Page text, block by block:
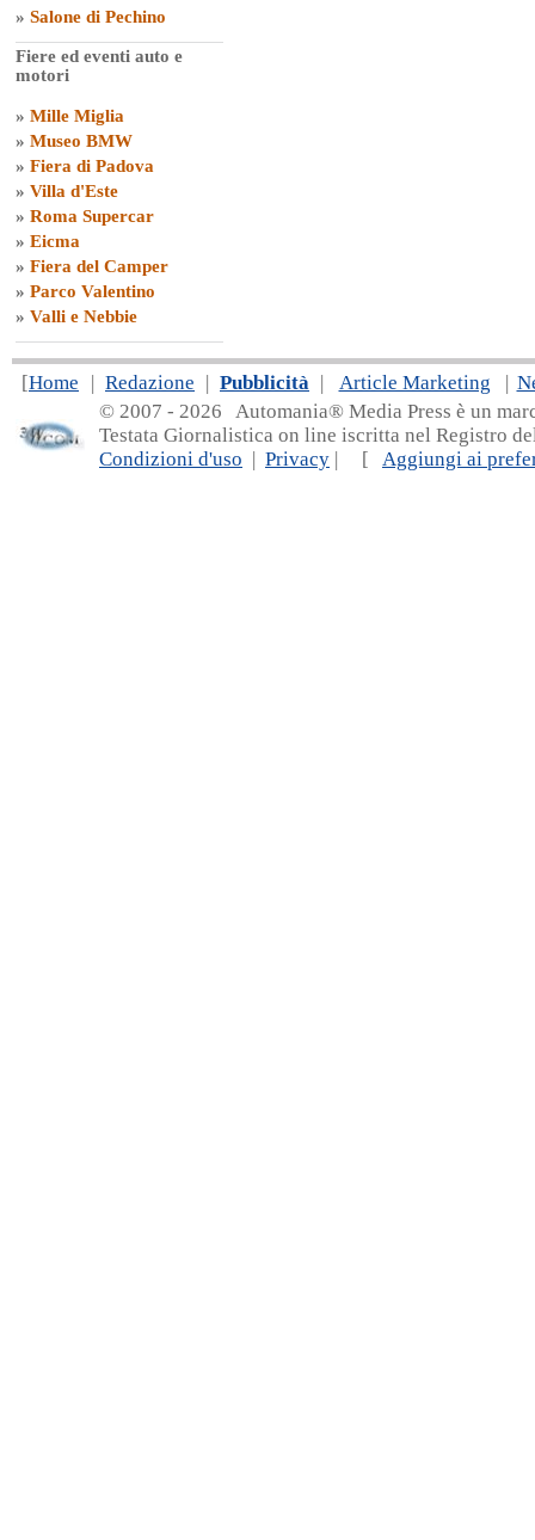
» Salone di Pechino
Fiere ed eventi auto e
motori
» Mille Miglia
» Museo BMW
» Fiera di Padova
» Villa d'Este
» Roma Supercar
» Eicma
» Fiera del Camper
» Parco Valentino
» Valli e Nebbie
[Home | Redazione | Pubblicità | Article Marketing |
© 2007 - 2026 Automania® Media Press è un
Testata Giornalistica on line iscritta nel Registro
Condizioni d'uso | Privacy | [ Aggiungi ai